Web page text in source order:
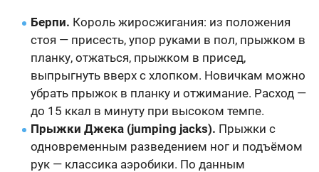
Берпи. Король жиросжигания: из положения
стоя — присесть, упор руками в пол, прыжком в
планку, отжаться, прыжком в присед,
выпрыгнуть вверх с хлопком. Новичкам можно
убрать прыжок в планку и отжимание. Расход —
до 15 ккал в минуту при высоком темпе.
Прыжки Джека (jumping jacks). Прыжки с
одновременным разведением ног и подъёмом
рук — классика аэробики. По данным